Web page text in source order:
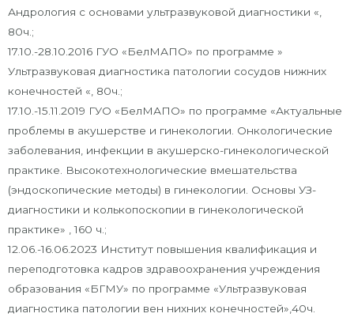
Андрология с основами ультразвуковой диагностики «,
80ч.;
17.10.-28.10.2016 ГУО «БелМАПО» по программе »
Ультразвуковая диагностика патологии сосудов нижних
конечностей «, 80ч.;
17.10.-15.11.2019 ГУО «БелМАПО» по программе «Актуальные
проблемы в акушерстве и гинекологии. Онкологические
заболевания, инфекции в акушерско-гинекологической
практике. Высокотехнологические вмешательства
(эндоскопические методы) в гинекологии. Основы УЗ-
диагностики и колькопоскопии в гинекологической
практике» , 160 ч.;
12.06.-16.06.2023 Институт повышения квалификация и
переподготовка кадров здравоохранения учреждения
образования «БГМУ» по программе «Ультразвуковая
диагностика патологии вен нихних конечностей»,40ч.